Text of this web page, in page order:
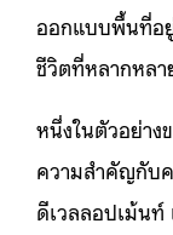
ออกแบบพื้นที่อ
ชีวิตที่หลากหล
หนึ่งในตัวอย่า
ความสำคัญกับ
ดีเวลลอปเม้น